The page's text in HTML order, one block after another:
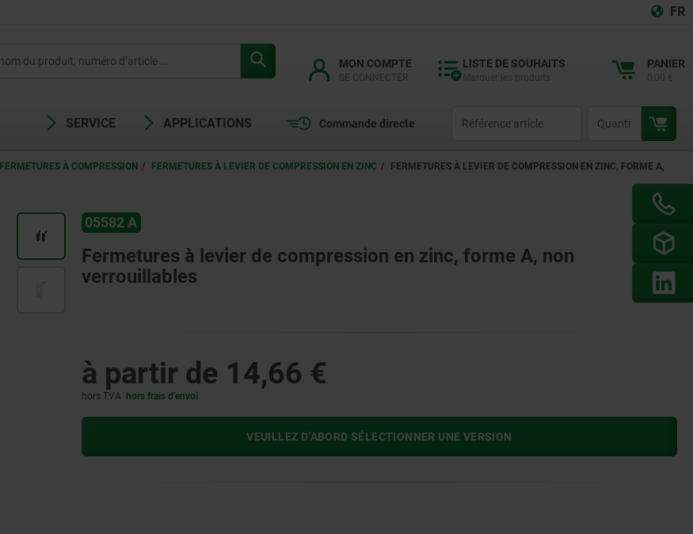
FR
MON COMPTE LISTE DE SOUHAITS PANIER
SERVICE APPLICATIONS Commande directe
FERMETURES À COMPRESSION FERMETURES À LEVIER DE COMPRESSION EN ZINC
FERMETURES À LEVIER DE COMPRESSION EN ZINC, FORME A,
05582 A
Fermetures à levier de compression en zinc, forme A, non
verrouillables
à partir de 14,66 €
hors TVA hors frais d’envoi
VEUILLEZ D’ABORD SÉLECTIONNER UNE VERSION